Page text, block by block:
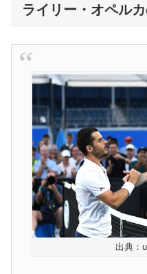
ライリー・オペル
出典：